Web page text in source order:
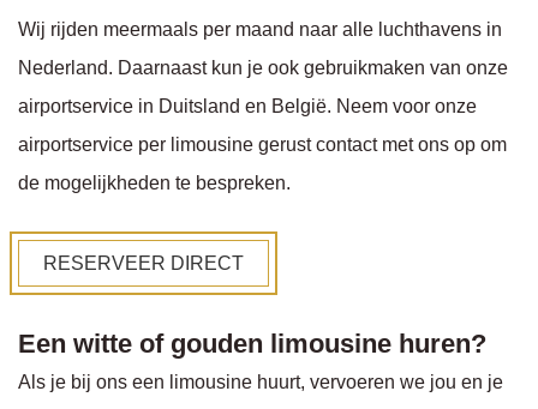
Wij rijden meermaals per maand naar alle luchthavens in
Nederland. Daarnaast kun je ook gebruikmaken van onze
airportservice in Duitsland en België. Neem voor onze
airportservice per limousine gerust contact met ons op om
de mogelijkheden te bespreken.
RESERVEER DIRECT
Een witte of gouden limousine huren?
Als je bij ons een limousine huurt, vervoeren we jou en je